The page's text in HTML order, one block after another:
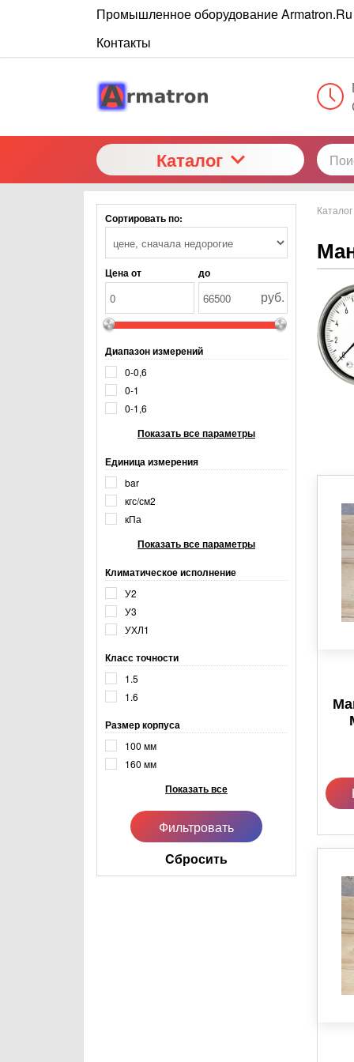
Промышленное оборудование Armatron.Ru
Контакты
Каталог
Сортировать по:
Цена от до
руб.
Диапазон измерений
0-0,6
0-1
0-1,6
Показать все параметры
Единица измерения
bar
кгс/см2
кПа
Показать все параметры
Климатическое исполнение
У2
У3
УХЛ1
Класс точности
1.5
1.6
Размер корпуса
100 мм
160 мм
Показать все
Cбросить
Каталог